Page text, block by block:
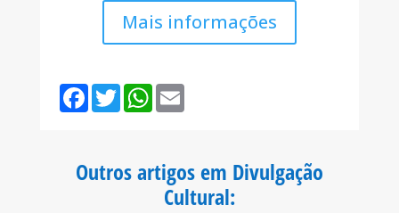
Mais informações
F
o
T
w
r
W
p
E
Outros artigos em Divulgação
Cultural: